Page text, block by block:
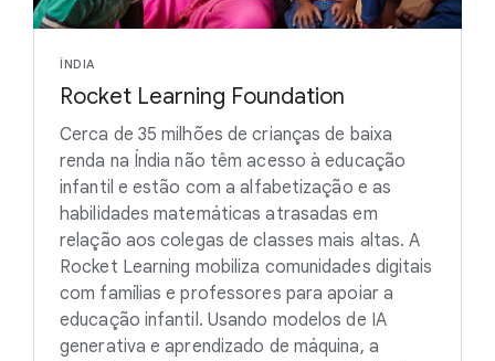
ÍNDIA
Rocket Learning Foundation
Cerca de 35 milhões de crianças de baixa
renda na Índia não têm acesso à educação
infantil e estão com a alfabetização e as
habilidades matemáticas atrasadas em
relação aos colegas de classes mais altas. A
Rocket Learning mobiliza comunidades digitais
com famílias e professores para apoiar a
educação infantil. Usando modelos de IA
generativa e aprendizado de máquina, a